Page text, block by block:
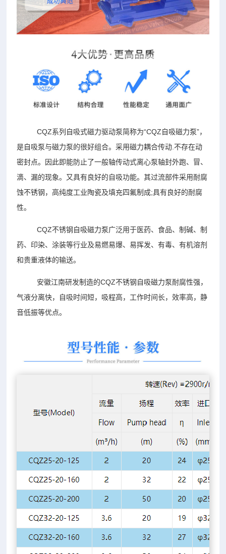
CQZ系列自吸式磁力驱动泵简称为“CQZ自吸磁力泵”，
是自吸泵与磁力泵的很好组合。采用磁力耦合传动.不存在动
密封点。因此即能防止了一般轴传动式离心泵轴封外跑、冒、
滴、漏的现象。又具有良好的自吸功能。其过流部件采用耐腐
蚀不锈钢，高纯度工业陶瓷及填充四氟制成;具有良好的耐腐
性。
CQZ不锈钢自吸磁力泵广泛用于医药、食品、制碱、制
药、印染、涂装等行业及易燃易爆、易挥发、有毒、有机溶剂
和贵重液体的输送。
安徽江南研发制造的CQZ不锈钢自吸磁力泵耐腐性强，
气液分离快，自吸时间短，吸程高，工作时间长，效率高，静
音低振等优点。